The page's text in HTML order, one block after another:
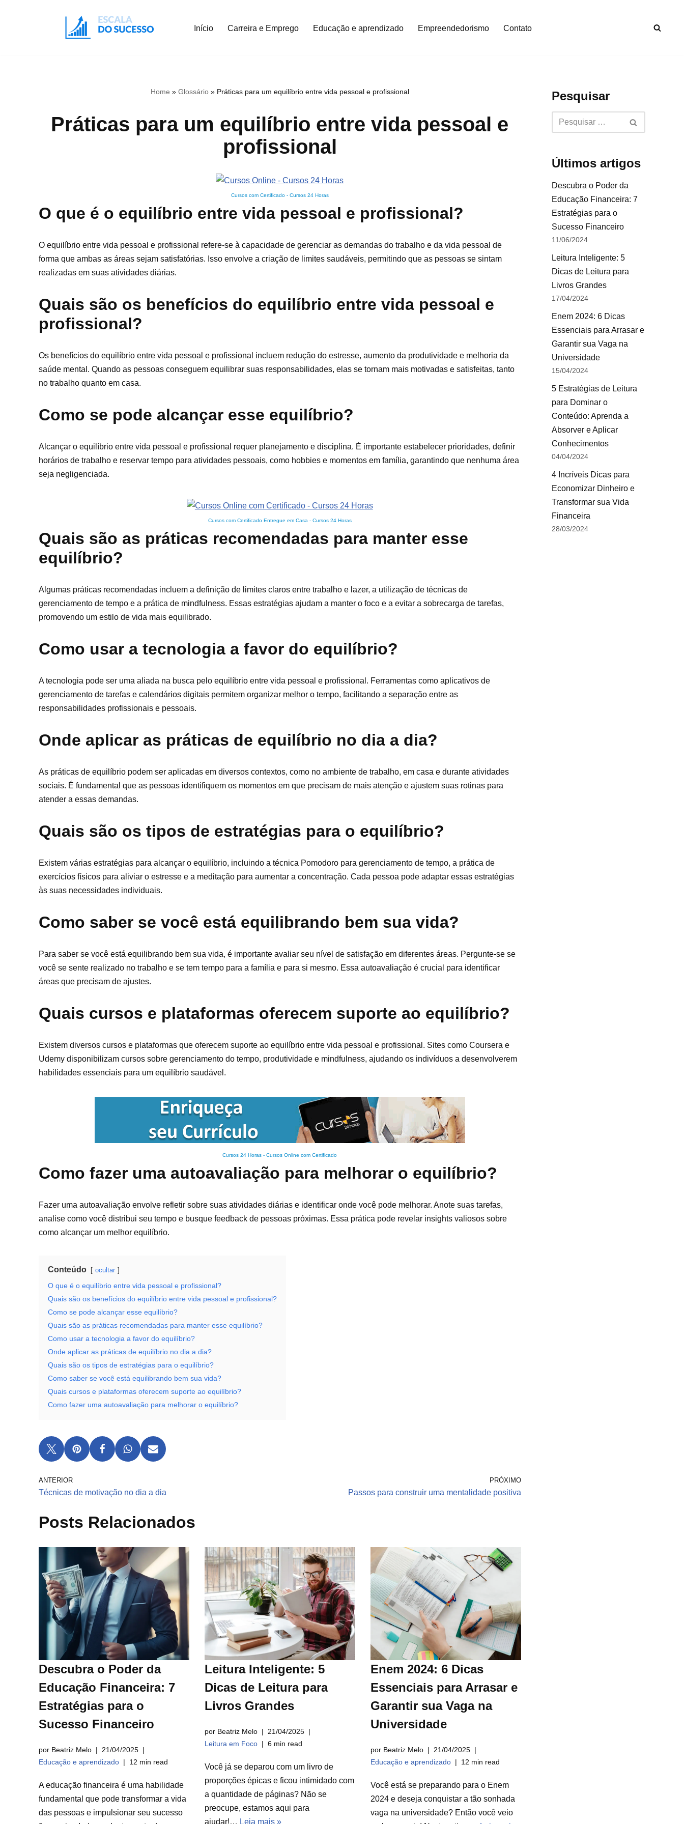
Início Carreira e Emprego Educação e aprendizado Empreendedorismo Contato
Home » Glossário» Práticas para um equilíbrio entre vida pessoal e profissional
Práticas para um equilíbrio entre vida pessoal e
profissional
Cursos com Certificado- Cursos 24 Horas
O que é o equilíbrio entre vida pessoal e profissional?
O equilíbrio entre vida pessoal e profissional refere-se à capacidade de gerenciar as demandas do trabalho e da vida pessoal de
forma que ambas as áreas sejam satisfatórias. Isso envolve a criação de limites saudáveis, permitindo que as pessoas se sintam
realizadas em suas atividades diárias.
Quais são os benefícios do equilíbrio entre vida pessoal e
profissional?
Os benefícios do equilíbrio entre vida pessoal e profissional incluem redução do estresse, aumento da produtividade e melhoria da
saúde mental. Quando as pessoas conseguem equilibrar suas responsabilidades, elas se tornam mais motivadas e satisfeitas, tanto
no trabalho quanto em casa.
Como se pode alcançar esse equilíbrio?
Alcançar o equilíbrio entre vida pessoal e profissional requer planejamento e disciplina. É importante estabelecer prioridades, definir
horários de trabalho e reservar tempo para atividades pessoais, como hobbies e momentos em família, garantindo que nenhuma área
seja negligenciada.
Cursos com Certificado Entregue em Casa - Cursos 24 Horas
Quais são as práticas recomendadas para manter esse
equilíbrio?
Algumas práticas recomendadas incluem a definição de limites claros entre trabalho e lazer, a utilização de técnicas de
gerenciamento de tempo e a prática de mindfulness. Essas estratégias ajudam a manter o foco e a evitar a sobrecarga de tarefas,
promovendo um estilo de vida mais equilibrado.
Como usar a tecnologia a favor do equilíbrio?
A tecnologia pode ser uma aliada na busca pelo equilíbrio entre vida pessoal e profissional. Ferramentas como aplicativos de
gerenciamento de tarefas e calendários digitais permitem organizar melhor o tempo, facilitando a separação entre as
responsabilidades profissionais e pessoais.
Onde aplicar as práticas de equilíbrio no dia a dia?
As práticas de equilíbrio podem ser aplicadas em diversos contextos, como no ambiente de trabalho, em casa e durante atividades
sociais. É fundamental que as pessoas identifiquem os momentos em que precisam de mais atenção e ajustem suas rotinas para
atender a essas demandas.
Quais são os tipos de estratégias para o equilíbrio?
Existem várias estratégias para alcançar o equilíbrio, incluindo a técnica Pomodoro para gerenciamento de tempo, a prática de
exercícios físicos para aliviar o estresse e a meditação para aumentar a concentração. Cada pessoa pode adaptar essas estratégias
às suas necessidades individuais.
Como saber se você está equilibrando bem sua vida?
Para saber se você está equilibrando bem sua vida, é importante avaliar seu nível de satisfação em diferentes áreas. Pergunte-se se
você se sente realizado no trabalho e se tem tempo para a família e para si mesmo. Essa autoavaliação é crucial para identificar
áreas que precisam de ajustes.
Quais cursos e plataformas oferecem suporte ao equilíbrio?
Existem diversos cursos e plataformas que oferecem suporte ao equilíbrio entre vida pessoal e profissional. Sites como Coursera e
Udemy disponibilizam cursos sobre gerenciamento do tempo, produtividade e mindfulness, ajudando os indivíduos a desenvolverem
habilidades essenciais para um equilíbrio saudável.
Cursos 24 Horas - Cursos Online com Certificado
Como fazer uma autoavaliação para melhorar o equilíbrio?
Fazer uma autoavaliação envolve refletir sobre suas atividades diárias e identificar onde você pode melhorar. Anote suas tarefas,
analise como você distribui seu tempo e busque feedback de pessoas próximas. Essa prática pode revelar insights valiosos sobre
como alcançar um melhor equilíbrio.
Conteúdo ocultar
O que é o equilíbrio entre vida pessoal e profissional?
Quais são os benefícios do equilíbrio entre vida pessoal e profissional?
Como se pode alcançar esse equilíbrio?
Quais são as práticas recomendadas para manter esse equilíbrio?
Como usar a tecnologia a favor do equilíbrio?
Onde aplicar as práticas de equilíbrio no dia a dia?
Quais são os tipos de estratégias para o equilíbrio?
Como saber se você está equilibrando bem sua vida?
Quais cursos e plataformas oferecem suporte ao equilíbrio?
Como fazer uma autoavaliação para melhorar o equilíbrio?
ANTERIOR
Técnicas de motivação no dia a dia
PRÓXIMO
Passos para construir uma mentalidade positiva
Posts Relacionados
Descubra o Poder da
Educação Financeira: 7
Estratégias para o
Sucesso Financeiro
por Beatriz Melo
21/04/2025
Educação e aprendizado
12 min read
A educação financeira é uma habilidade
fundamental que pode transformar a vida
das pessoas e impulsionar seu sucesso
Leitura Inteligente: 5
Dicas de Leitura para
Livros Grandes
por Beatriz Melo
21/04/2025
Leitura em Foco
6 min read
Você já se deparou com um livro de
proporções épicas e ficou intimidado com
a quantidade de páginas? Não se
preocupe, estamos aqui para
ajudar!… Leia mais »
Enem 2024: 6 Dicas
Essenciais para Arrasar e
Garantir sua Vaga na
Universidade
por Beatriz Melo
21/04/2025
Educação e aprendizado
12 min read
Você está se preparando para o Enem
2024 e deseja conquistar a tão sonhada
vaga na universidade? Então você veio
Pesquisar
Últimos artigos
Descubra o Poder da
Educação Financeira: 7
Estratégias para o
Sucesso Financeiro
11/06/2024
Leitura Inteligente: 5
Dicas de Leitura para
Livros Grandes
17/04/2024
Enem 2024: 6 Dicas
Essenciais para Arrasar e
Garantir sua Vaga na
Universidade
15/04/2024
5 Estratégias de Leitura
para Dominar o
Conteúdo: Aprenda a
Absorver e Aplicar
Conhecimentos
04/04/2024
4 Incríveis Dicas para
Economizar Dinheiro e
Transformar sua Vida
Financeira
28/03/2024